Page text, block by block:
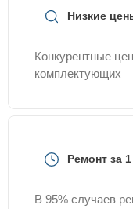
Низкие
Конкурентные
комплектующих
Ремонт за
В 95% случаев